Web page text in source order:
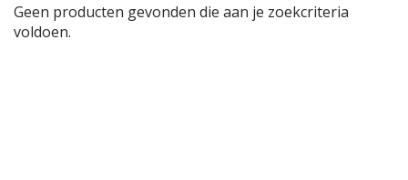
Geen producten gevonden die aan je zoekcriteria
voldoen.